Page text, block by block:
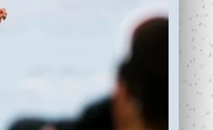
2006)